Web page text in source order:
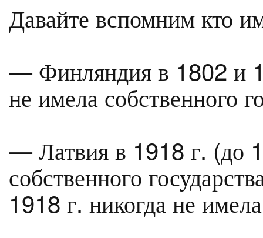
Давайте вспомним кто
— Финляндия в 1802 и
не имела собственного
— Латвия в 1918 г. (до
собственного
1918 г. никогда не